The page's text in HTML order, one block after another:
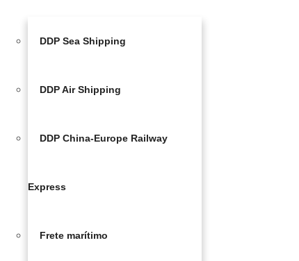
DDP Sea Shipping
DDP Air Shipping
DDP China-Europe Railway
Express
Frete marítimo